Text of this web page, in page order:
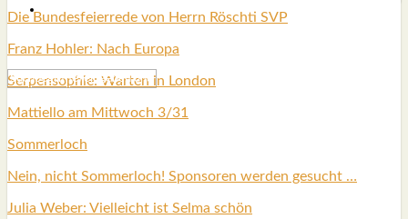
SHOUT­BOX
Die Bun­des­fei­er­re­de von Herrn Rös­ch­ti SVP
Franz Hoh­ler: Nach Euro­pa
Ser­pen­so­phie: War­ten in Lon­don
Mat­ti­el­lo am Mitt­woch 3/31
Som­mer­loch
Nein, nicht Som­mer­loch! Spon­so­ren wer­den gesucht …
Julia Weber: Viel­leicht ist Sel­ma schön